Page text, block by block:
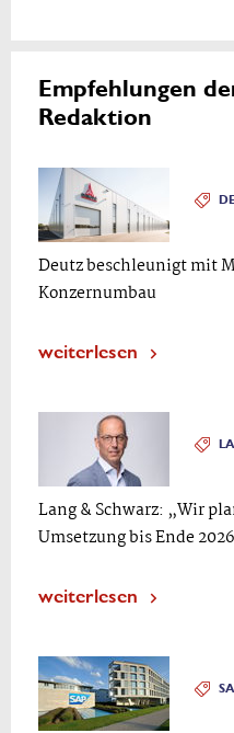
Empfehlungen
Redaktion
Deutz beschleunigt mit
Konzernumbau
weiterlesen
Lang & Schwarz: „Wir
Umsetzung bis Ende
weiterlesen